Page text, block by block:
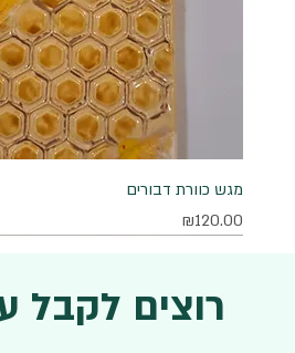
מגש כוורת דבורים
מחיר
₪120.00
רוצים לקבל